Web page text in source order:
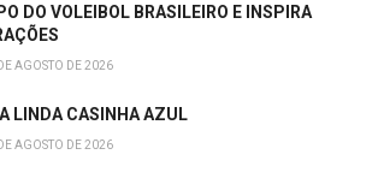
DO VOLEIBOL BRASILEIRO E INSPIRA
AGOSTO DE 2026
LINDA CASINHA AZUL
AGOSTO DE 2026